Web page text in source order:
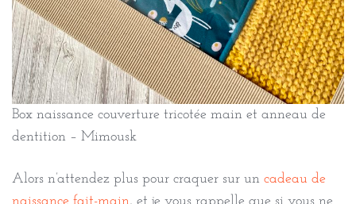
Box naissance couverture tricotée main et anneau de
dentition – Mimousk
Alors n’attendez plus pour craquer sur un cadeau de